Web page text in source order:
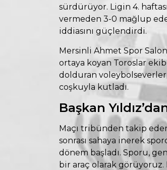
sürdürüyor. Ligin 4.
vermeden 3-0 mağlup
iddiasını güçlendirdi.
Mersinli Ahmet Spor
ortaya koyan Toroslar
dolduran
coşkuyla kutladı.
Başkan
Maçı tribünden takip
sonrası sahaya inerek
dönem başladı. Sporu,
bir araç olarak görüyoruz.